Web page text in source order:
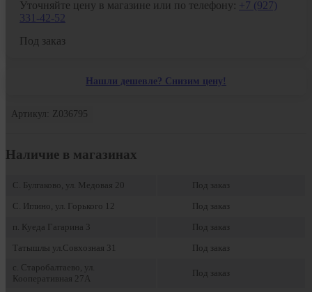
Уточняйте цену в магазине или по телефону: +7 (927)
331-42-52
Под заказ
Нашли дешевле? Снизим цену!
Артикул: Z036795
Наличие в магазинах
С. Булгаково, ул. Медовая 20
Под заказ
С. Иглино, ул. Горького 12
Под заказ
п. Куеда Гагарина 3
Под заказ
Татышлы ул.Совхозная 31
Под заказ
с. Старобалтаево, ул.
Кооперативная 27А
Под заказ